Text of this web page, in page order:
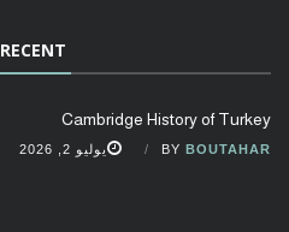
RECENT
Cambridge History of Turkey
BY BOUTAHAR يوليو 2, 2026